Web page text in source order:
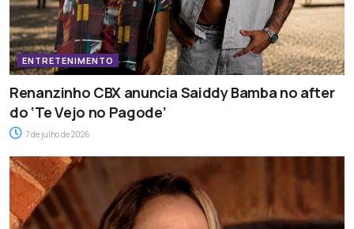
ENTRETENIMENTO
Renanzinho CBX anuncia Saiddy Bamba no after
do ‘Te Vejo no Pagode’
7 de julho de 2026